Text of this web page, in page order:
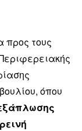
προς τους
όπου